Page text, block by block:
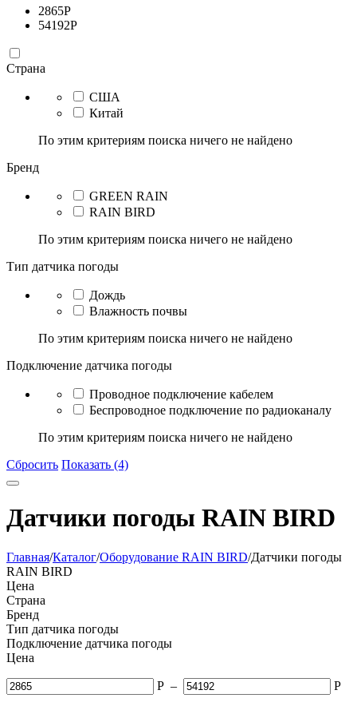
2865Р
54192Р
Страна
США
Китай
По этим критериям поиска ничего не найдено
Бренд
GREEN RAIN
RAIN BIRD
По этим критериям поиска ничего не найдено
Тип датчика погоды
Дождь
Влажность почвы
По этим критериям поиска ничего не найдено
Подключение датчика погоды
Проводное подключение кабелем
Беспроводное подключение по радиоканалу
По этим критериям поиска ничего не найдено
Сбросить Показать (4)
Датчики погоды RAIN BIRD
Главная/Каталог/Оборудование RAIN BIRD/Датчики погоды
RAIN BIRD
Цена
Страна
Бренд
Тип датчика погоды
Подключение датчика погоды
Цена
Р – Р